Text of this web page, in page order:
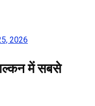
2026
में सबसे